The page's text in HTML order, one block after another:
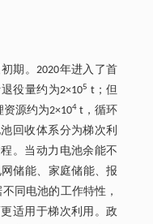
期。2020年进入了首
役量约为2×105 t；但
资源约为2×104 t，循环
回收体系分为梯次利
。当动力电池余能不
储能、家庭储能、报
同电池的工作特性，
适用于梯次利用。政